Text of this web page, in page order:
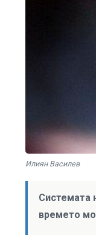
Илиян Василев
Системата
времето